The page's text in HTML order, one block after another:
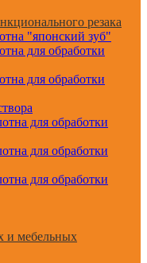
резака
"японский зуб"
для обработки
для обработки
для обработки
для обработки
для обработки
и мебельных